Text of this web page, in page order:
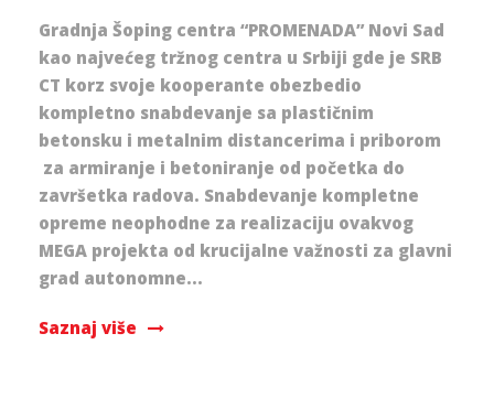
Gradnja Šoping centra “PROMENADA” Novi Sad
kao najvećeg tržnog centra u Srbiji gde je SRB
CT korz svoje kooperante obezbedio
kompletno snabdevanje sa plastičnim
betonsku i metalnim distancerima i priborom
za armiranje i betoniranje od početka do
završetka radova. Snabdevanje kompletne
opreme neophodne za realizaciju ovakvog
MEGA projekta od krucijalne važnosti za glavni
grad autonomne...
Saznaj više